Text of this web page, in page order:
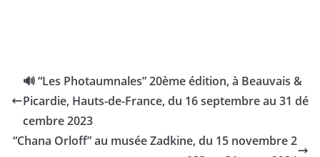
🔊 “Les Photaumnales” 20ème édition, à Beauvais &
Picardie, Hauts-de-France, du 16 septembre au 31 dé
cembre 2023
“Chana Orloff” au musée Zadkine, du 15 novembre 2